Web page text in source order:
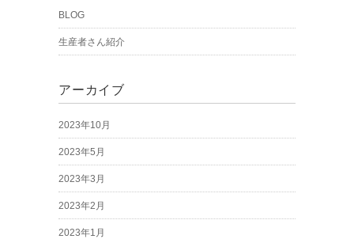
BLOG
生産者さん紹介
アーカイブ
2023年10月
2023年5月
2023年3月
2023年2月
2023年1月